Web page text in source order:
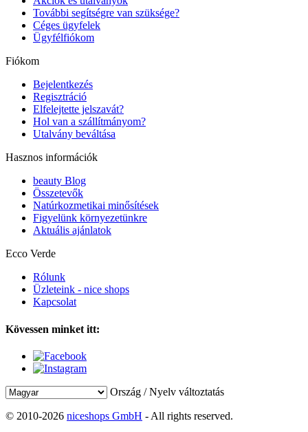
További segítségre van szüksége?
Céges ügyfelek
Ügyfélfiókom
Fiókom
Bejelentkezés
Regisztráció
Elfelejtette jelszavát?
Hol van a szállítmányom?
Utalvány beváltása
Hasznos információk
beauty Blog
Összetevők
Natúrkozmetikai minősítések
Figyelünk környezetünkre
Aktuális ajánlatok
Ecco Verde
Rólunk
Üzleteink - nice shops
Kapcsolat
Kövessen minket itt:
Ország / Nyelv változtatás
© 2010-2026 niceshops GmbH - All rights reserved.